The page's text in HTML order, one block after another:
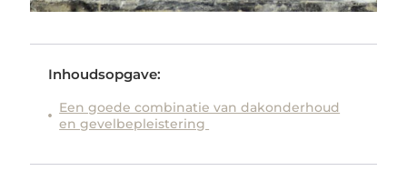
Inhoudsopgave:
Een goede combinatie van dakonderhoud
en gevelbepleistering